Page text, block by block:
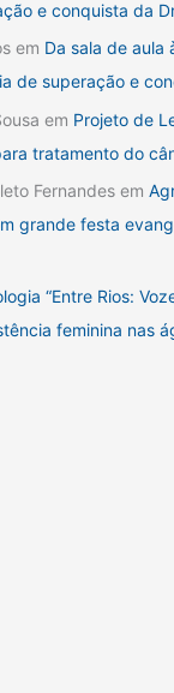
e conquista da
em Da sala de aula
de superação e
em Projeto de
tratamento do
Fernandes em
grande festa
“Entre Rios:
feminina nas